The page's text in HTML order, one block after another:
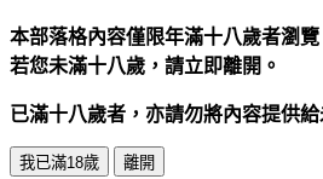
本部落格內容僅限年滿十八歲者瀏覽
若您未滿十八歲，請立即離開。
已滿十八歲者，亦請勿將內容提供給
我已滿18歲 離開